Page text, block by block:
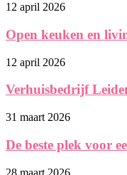
12 april 2026
Open keuken en
12 april 2026
Verhuisbedrijf
31 maart 2026
De beste plek voor
28 maart 2026